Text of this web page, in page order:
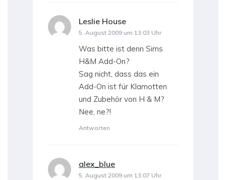
Leslie House
5. August 2009 um 13:03 Uhr
Was bitte ist denn Sims
H&M Add-On?
Sag nicht, dass das ein
Add-On ist für Klamotten
und Zubehör von H & M?
Nee, ne?!
Antworten
alex_blue
5. August 2009 um 13:07 Uhr